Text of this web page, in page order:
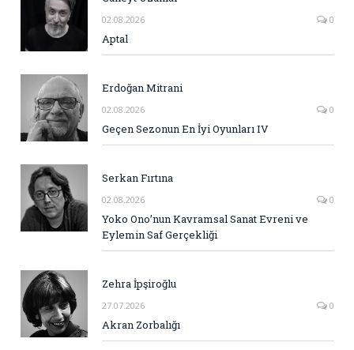
02.08.2026 0
Aptal
Erdoğan Mitrani
02.08.2026 0
Geçen Sezonun En İyi Oyunları IV
Serkan Fırtına
02.08.2026 0
Yoko Ono’nun Kavramsal Sanat Evreni ve
Eylemin Saf Gerçekliği
Zehra İpşiroğlu
27.07.2026 0
Akran Zorbalığı